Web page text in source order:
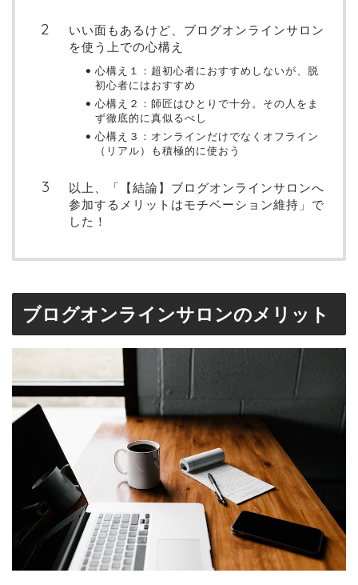
いい面もあるけど、ブログオンラインサロン
を使う上での心構え
心構え１：超初心者におすすめしないが、脱
初心者にはおすすめ
心構え２：師匠はひとりで十分。その人をま
ず徹底的に真似るべし
心構え３：オンラインだけでなくオフライン
（リアル）も積極的に使おう
以上、「【結論】ブログオンラインサロンへ
参加するメリットはモチベーション維持」で
した！
ブログオンラインサロンのメリット